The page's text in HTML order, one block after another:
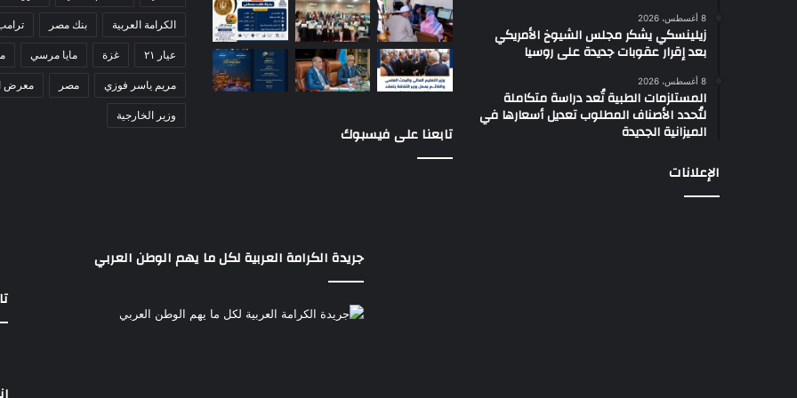
ع
د
ا
ا
ي
ر
ة
8 أغسطس، 2026
زيلينسكي يشكر مجلس الشيوخ الأمريكي
بعد إقرار عقوبات جديدة على روسيا
8 أغسطس، 2026
المستلزمات الطبية تُعد دراسة متكاملة
لتُحدد الأصناف المطلوب تعديل أسعارها في
الميزانية الجديدة
الإعلانات
تابعنا على فيسبوك
الكرامة العربية بنك مصر
عيار ٢١ غزة مايا مرسي
مريم ياسر فوزي مصر معرض
وزير الخارجية
جريدة الكرامة العربية لكل ما يهم الوطن العربي